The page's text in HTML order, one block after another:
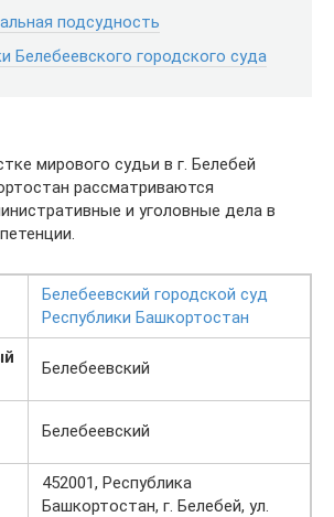
подсудность
Белебеевского городского суда
мирового судьи в г. Белебей
рассматриваются
и уголовные дела в
Белебеевский городской суд
Республики Башкортостан
Белебеевский
Белебеевский
452001, Республика
Башкортостан, г. Белебей, ул.